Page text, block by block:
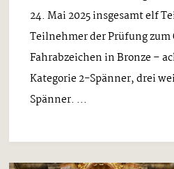
24. Mai 2025 insgesamt elf
Teilnehmer der Prüfung
Fahrabzeichen in Bronze –
Kategorie 2-Spänner, drei
Spänner. ...